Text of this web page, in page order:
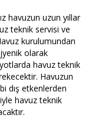
havuzun uzun yıllar
teknik servisi ve
kurulumundan
olarak
havuz teknik
Havuzun
dış etkenlerden
havuz teknik